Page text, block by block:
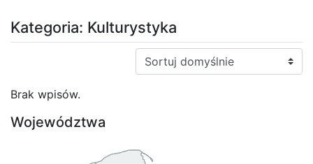
Kategoria: Kulturystyka
Sortuj:
Brak wpisów.
Województwa